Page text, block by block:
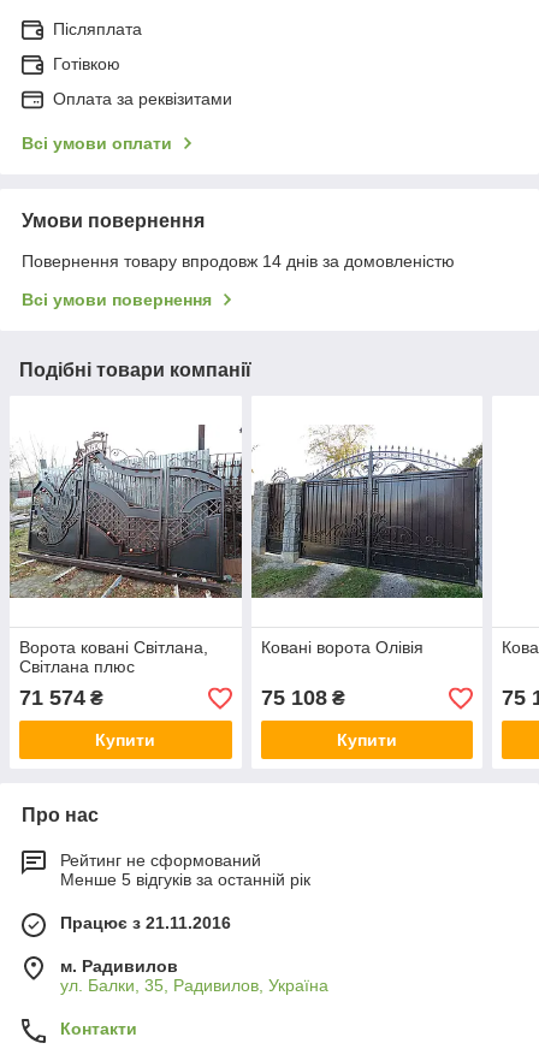
Післяплата
Готівкою
Оплата за реквізитами
Всі умови оплати
Умови повернення
Повернення товару впродовж 14 днів за домовленістю
Всі умови повернення
Подібні товари компанії
Ворота ковані Світлана,
Світлана плюс
71 574 ₴
Купити
Ковані ворота Олівія
75 108₴
Купити
75
Про нас
Рейтинг не сформований
Менше 5 відгуків за останній рік
Працює з 21.11.2016
м. Радивилов
ул. Балки, 35, Радивилов, Україна
Контакти